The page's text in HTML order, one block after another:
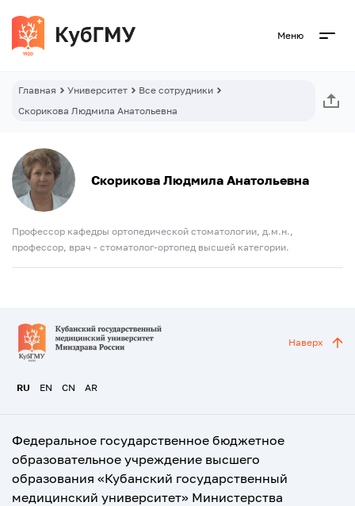
Меню
Главная Университет
Все сотрудники
Скорикова Людмила Анатольевна
Скорикова Людмила Анатольевна
Профессор кафедры ортопедической стоматологии, д.м.н.,
профессор, врач - стоматолог-ортопед высшей категории.
RU EN CN AR
Наверх
Федеральное государственное бюджетное
образовательное учреждение высшего
образования «Кубанский государственный
медицинский университет» Министерства